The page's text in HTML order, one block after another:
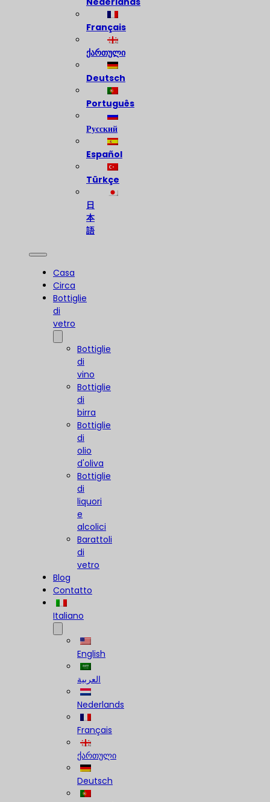
Français
ქართული
Deutsch
Português
Русский
Español
Türkçe
日
本
語
Casa
Circa
Bottiglie
di
vetro
Bottiglie
di
vino
Bottiglie
di
birra
Bottiglie
di
olio
d'oliva
Bottiglie
di
liquori
e
alcolici
Barattoli
di
vetro
Blog
Contatto
Italiano
English
العربية
Nederlands
Français
ქართული
Deutsch